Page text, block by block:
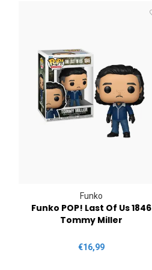
Funko
Funko POP! Last Of Us 1846
Tommy Miller
€16,99